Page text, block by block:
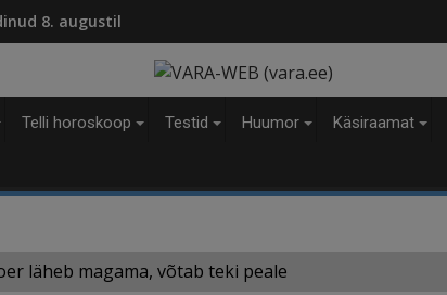
8. augustil
Telli horoskoop Testid Huumor Käsiraamat
läheb magama, võtab teki peale